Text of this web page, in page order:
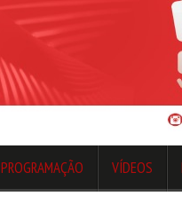
PROGRAMAÇÃO VÍDEOS